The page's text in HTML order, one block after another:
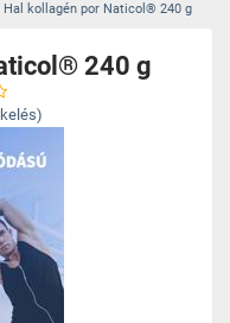
Hal kollagén por Naticol® 240 g
240 g